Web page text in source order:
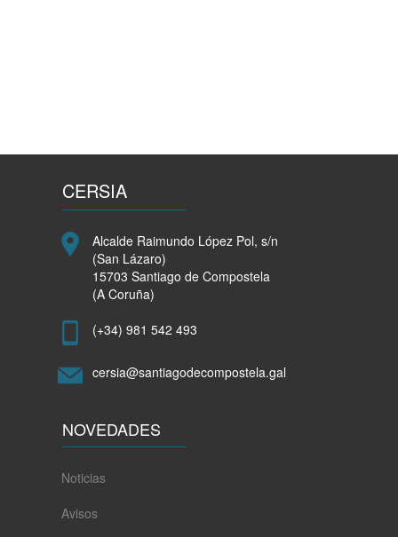
CERSIA
Alcalde Raimundo López Pol, s/n
(San Lázaro)
15703 Santiago de Compostela
(A Coruña)
(+34) 981 542 493
cersia@santiagodecompostela.gal
NOVEDADES
Noticias
Avisos